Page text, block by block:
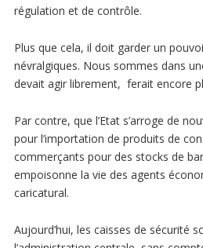
régulation et de contrôle.
Plus que cela, il doit garder un
névralgiques. Nous sommes dans
devait agir librement, ferait encore
Par contre, que l’Etat s’arroge de
pour l’importation de produits de
commerçants pour des stocks de
empoisonne la vie des agents
caricatural.
Aujourd’hui, les caisses de sécurité